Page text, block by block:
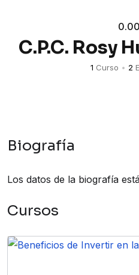
0.00
C.P.C. Rosy
1 Curso • 2
Biografía
Los datos de la biografía
Cursos